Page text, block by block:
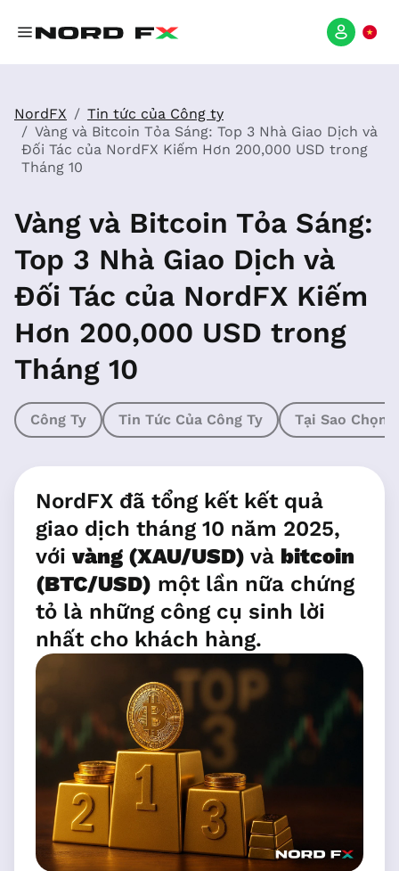
NordFX
Tin tức của Công ty
Vàng và Bitcoin Tỏa Sáng: Top 3 Nhà Giao Dịch và
Đối Tác của NordFX Kiếm Hơn 200,000 USD trong
Tháng 10
Vàng và Bitcoin Tỏa Sáng:
Top 3 Nhà Giao Dịch và
Đối Tác của NordFX Kiếm
Hơn 200,000 USD trong
Tháng 10
Công Ty Tin Tức Của Công Ty Tại Sao Chọn
NordFX đã tổng kết kết quả
giao dịch tháng 10 năm 2025,
với vàng (XAU/USD) và bitcoin
(BTC/USD) một lần nữa chứng
tỏ là những công cụ sinh lời
nhất cho khách hàng.